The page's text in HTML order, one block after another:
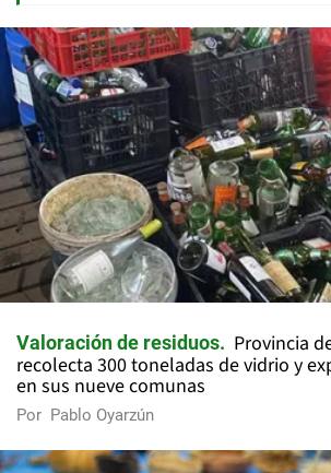
Valoración de residuos
Provincia
recolecta 300 toneladas de vidrio y
en sus nueve comunas
Por Pablo Oyarzún